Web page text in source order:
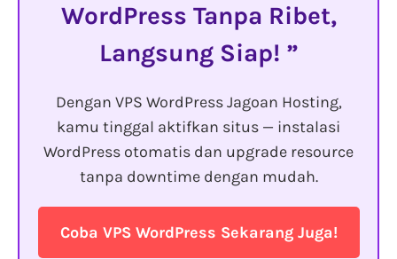
WordPress Tanpa Ribet,
Langsung Siap!
Dengan VPS WordPress Jagoan Hosting,
kamu tinggal aktifkan situs — instalasi
WordPress otomatis dan upgrade resource
tanpa downtime dengan mudah.
Coba VPS WordPress Sekarang Juga!